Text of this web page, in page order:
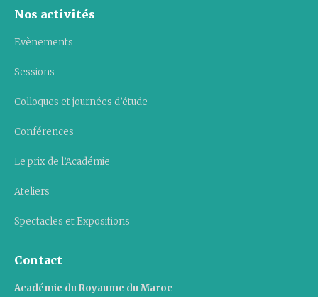
Nos activités
Evènements
Sessions
Colloques et journées d’étude
Conférences
Le prix de l’Académie
Ateliers
Spectacles et Expositions
Contact
Académie du Royaume du Maroc